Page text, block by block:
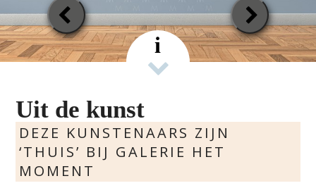
Previous
Slide
Next
Slide
i
Uit de kunst
DEZE KUNSTENAARS ZIJN
‘THUIS’ BIJ GALERIE HET
MOMENT